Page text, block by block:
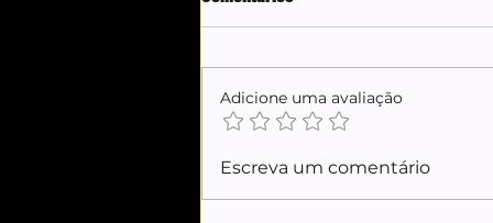
Romance virtual leva
Adicione uma avaliação
Escreva um comentário